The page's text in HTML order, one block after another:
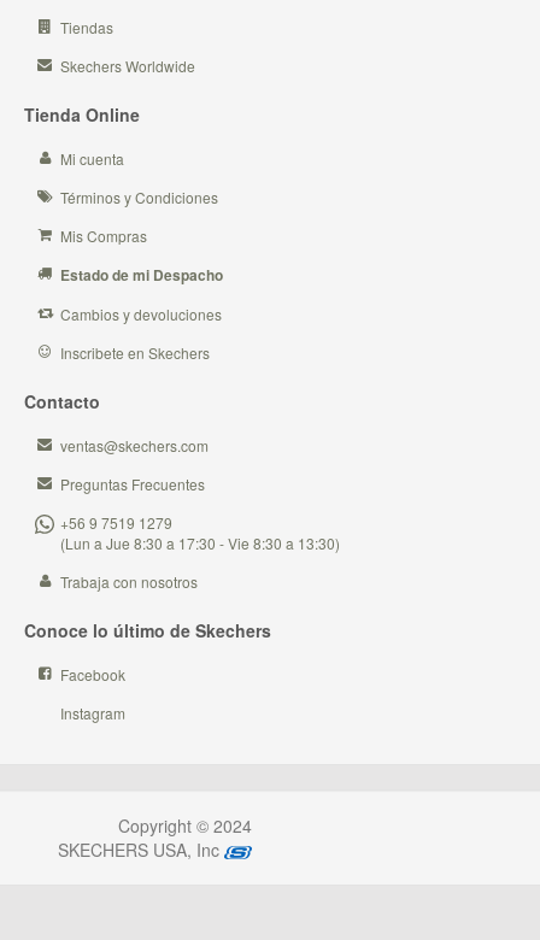
Tiendas
Skechers Worldwide
Tienda Online
Mi cuenta
Términos y Condiciones
Mis Compras
Estado de mi Despacho
Cambios y devoluciones
Inscribete en Skechers
Contacto
ventas@skechers.com
Preguntas Frecuentes
+56 9 7519 1279
(Lun a Jue 8:30 a 17:30 - Vie 8:30 a 13:30)
Trabaja con nosotros
Conoce lo último de Skechers
Facebook
Instagram
Copyright © 2024
SKECHERS USA, Inc